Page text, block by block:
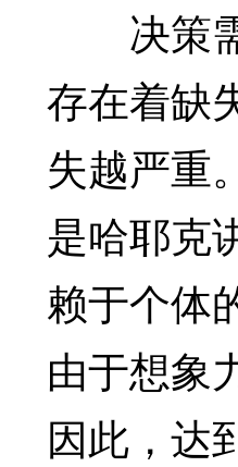
决策需
存在着缺
失越严重
是哈耶克
赖于个体
由于想象
因此，达